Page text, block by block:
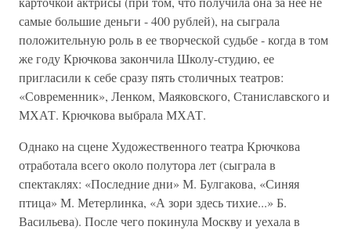
самые большие деньги - 400 рублей), на сыграла
положительную роль в ее творческой судьбе - когда в том
же году Крючкова закончила Школу-студию, ее
пригласили к себе сразу пять столичных театров:
«Современник», Ленком, Маяковского, Станиславского и
МХАТ. Крючкова выбрала МХАТ.
Однако на сцене Художественного театра Крючкова
отработала всего около полутора лет (сыграла в
спектаклях: «Последние дни» М. Булгакова, «Синяя
птица» М. Метерлинка, «А зори здесь тихие...» Б.
Васильева). После чего покинула Москву и уехала в